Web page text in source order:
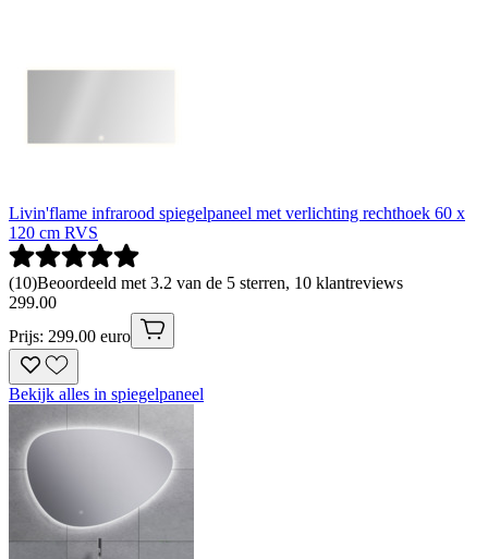
Livin'flame infrarood spiegelpaneel met verlichting rechthoek 60 x
120 cm RVS
(10)Beoordeeld met 3.2 van de 5 sterren, 10 klantreviews
299.00
Prijs: 299.00 euro
Bekijk alles in spiegelpaneel